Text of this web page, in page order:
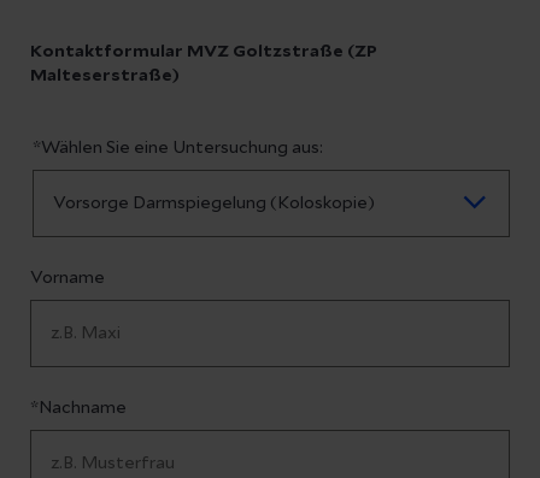
Kontaktformular MVZ Goltzstraße (ZP
Malteserstraße)
*Wählen Sie eine Untersuchung aus:
Vorname
*Nachname